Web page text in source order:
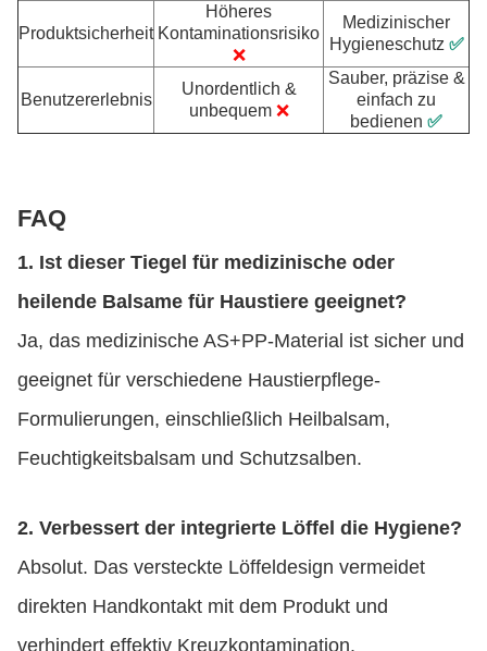
Produktsicherheit
Höheres
Kontaminationsrisiko
❌
Medizinischer
Hygieneschutz ✅
Benutzererlebnis
Unordentlich &
unbequem ❌
Sauber, präzise &
einfach zu
bedienen ✅
FAQ
1. Ist dieser Tiegel für medizinische oder
heilende Balsame für Haustiere geeignet?
Ja, das medizinische AS+PP-Material ist sicher und
geeignet für verschiedene Haustierpflege-
Formulierungen, einschließlich Heilbalsam,
Feuchtigkeitsbalsam und Schutzsalben.
2. Verbessert der integrierte Löffel die Hygiene?
Absolut. Das versteckte Löffeldesign vermeidet
direkten Handkontakt mit dem Produkt und
verhindert effektiv Kreuzkontamination.